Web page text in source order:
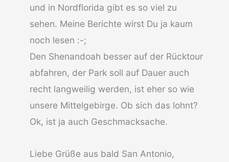
und in Nordflorida gibt es so viel zu
sehen. Meine Berichte wirst Du ja kaum
noch lesen :-;
Den Shenandoah besser auf der Rücktour
abfahren, der Park soll auf Dauer auch
recht langweilig werden, ist eher so wie
unsere Mittelgebirge. Ob sich das lohnt?
Ok, ist ja auch Geschmacksache.
Liebe Grüße aus bald San Antonio,